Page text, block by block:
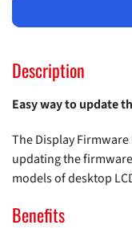
Description
Easy way to update
The Display
updating the
models of desktop
Benefits